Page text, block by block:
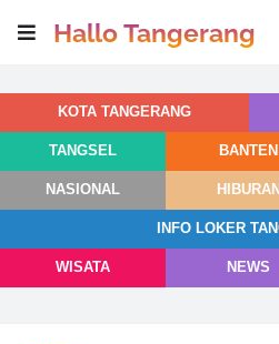
Hallo Tangerang
KOTA TANGERANG
TANGSEL BANTEN
NASIONAL HIBURAN
INFO LOKER
WISATA NEWS